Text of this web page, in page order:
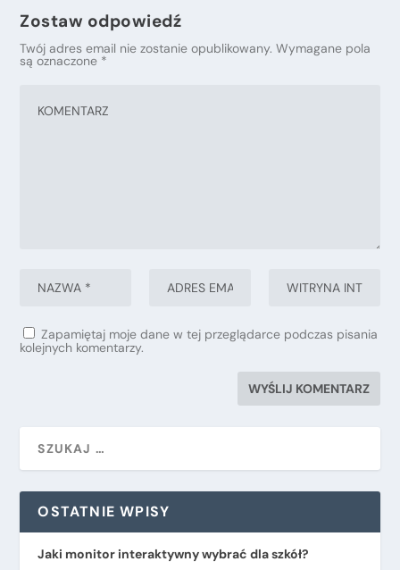
Zostaw odpowiedź
Twój adres email nie zostanie opublikowany. Wymagane pola
są oznaczone *
Zapamiętaj moje dane w tej przeglądarce podczas pisania
kolejnych komentarzy.
OSTATNIE WPISY
Jaki monitor interaktywny wybrać dla szkół?